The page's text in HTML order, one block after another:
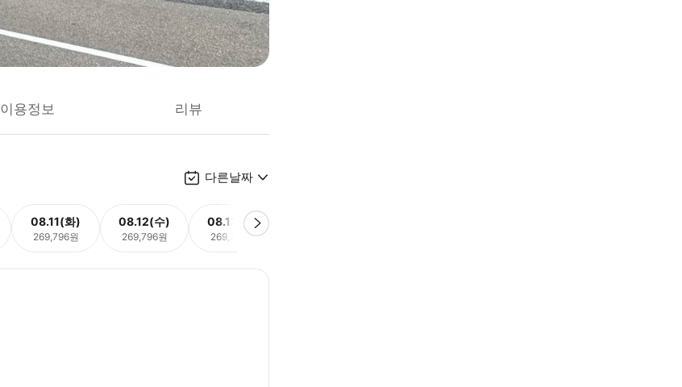
이용정보 리뷰
다른날짜
08.11(화)
269,796원
08.12(수)
269,796원
08.13(목)
269,796원